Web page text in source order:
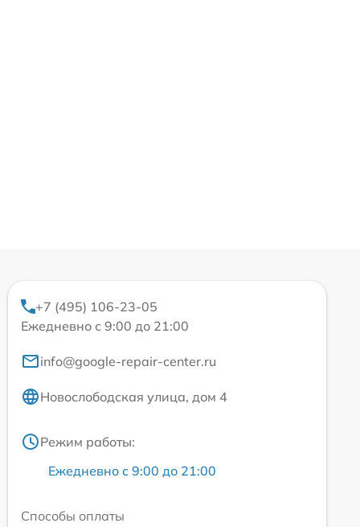
+7 (495) 106-23-05
Ежедневно с 9:00 до 21:00
info@google-repair-center.ru
Новослободская улица, дом 4
Режим работы:
Ежедневно с 9:00 до 21:00
Способы оплаты